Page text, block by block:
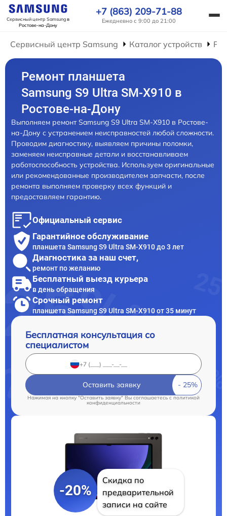
Сервисный центр Samsungв
Ростове-на-Дону
+7 (863) 209-71-88
Ежедневно с 9:00 до 21:00
Сервисный центр Samsung Каталог устройств
Ремонт планшета
Samsung S9 Ultra SM-X910 в
Ростове-на-Дону
Выполняем ремонт Samsung S9 Ultra SM-X910 в Ростове-
на-Дону с устранением неисправностей любой сложности.
Проводим диагностику, выявляем причины поломки,
заменяем неисправные детали и восстанавливаем
работоспособность устройства. Используем оригинальные
или рекомендованные производителем запчасти, после
ремонта выполняем проверку всех функций и
предоставляем гарантию.
Официальный сервис
Гарантийное обслуживание
планшета Samsung S9 Ultra SM-X910 до 3 лет
Диагностика за наш счет,
ремонт по желанию
Бесплатный выезд курьера
в день обращения
Срочный ремонт
планшета Samsung S9 Ultra SM-X910 от 35 минут
Бесплатная консультация со
специалистом
Оставить заявку
Нажимая на кнопку "Оставить заявку" Вы соглашаетесь c политикой
конфиденциальности
-20%
Скидка по
предварительной
записи на сайте